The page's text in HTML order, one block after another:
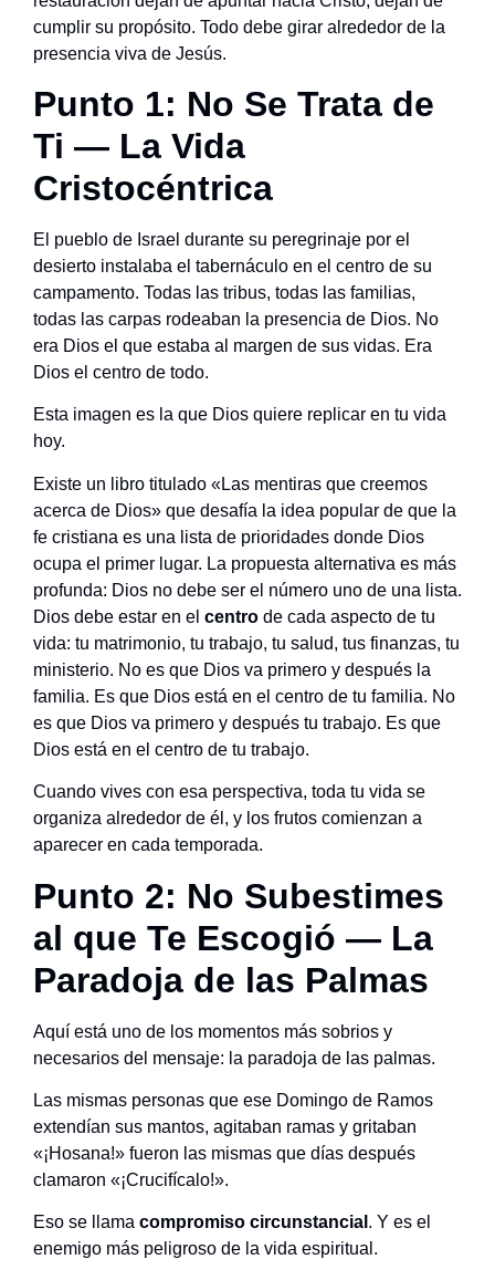
cumplir su propósito. Todo debe girar alrededor de la
presencia viva de Jesús.
Punto 1: No Se Trata de
Ti — La Vida
Cristocéntrica
El pueblo de Israel durante su peregrinaje por el
desierto instalaba el tabernáculo en el centro de su
campamento. Todas las tribus, todas las familias,
todas las carpas rodeaban la presencia de Dios. No
era Dios el que estaba al margen de sus vidas. Era
Dios el centro de todo.
Esta imagen es la que Dios quiere replicar en tu vida
hoy.
Existe un libro titulado «Las mentiras que creemos
acerca de Dios» que desafía la idea popular de que la
fe cristiana es una lista de prioridades donde Dios
ocupa el primer lugar. La propuesta alternativa es más
profunda: Dios no debe ser el número uno de una lista.
Dios debe estar en el centro de cada aspecto de tu
vida: tu matrimonio, tu trabajo, tu salud, tus finanzas, tu
ministerio. No es que Dios va primero y después la
familia. Es que Dios está en el centro de tu familia. No
es que Dios va primero y después tu trabajo. Es que
Dios está en el centro de tu trabajo.
Cuando vives con esa perspectiva, toda tu vida se
organiza alrededor de él, y los frutos comienzan a
aparecer en cada temporada.
Punto 2: No Subestimes
al que Te Escogió — La
Paradoja de las Palmas
Aquí está uno de los momentos más sobrios y
necesarios del mensaje: la paradoja de las palmas.
Las mismas personas que ese Domingo de Ramos
extendían sus mantos, agitaban ramas y gritaban
«¡Hosana!» fueron las mismas que días después
clamaron «¡Crucifícalo!».
Eso se llama compromiso circunstancial . Y es el
enemigo más peligroso de la vida espiritual.